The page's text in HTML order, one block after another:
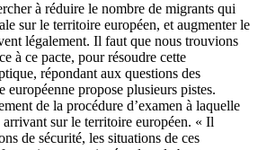
à réduire le nombre de migrants qui
sur le territoire européen, et augmenter le
légalement. Il faut que nous trouvions
à ce pacte, pour résoudre cette
répondant aux questions des
européenne propose plusieurs pistes.
de la procédure d’examen à laquelle
sur le territoire européen. « Il
de sécurité, les situations de ces